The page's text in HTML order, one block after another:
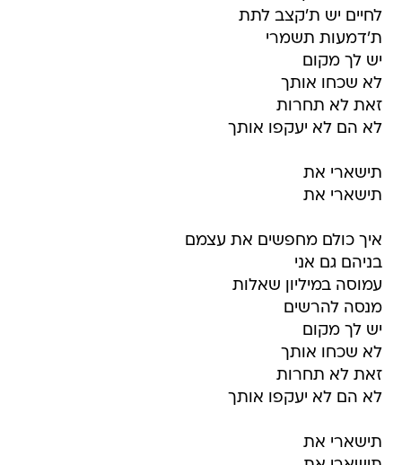
לחיים יש ת'קצב לתת
ת'דמעות תשמרי
יש לך מקום
לא שכחו אותך
זאת לא תחרות
לא הם לא יעקפו אותך
תישארי את
תישארי את
איך כולם מחפשים את עצמם
בניהם גם אני
עמוסה במיליון שאלות
מנסה להרשים
יש לך מקום
לא שכחו אותך
זאת לא תחרות
לא הם לא יעקפו אותך
תישארי את